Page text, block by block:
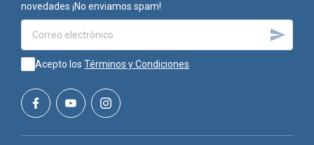
novedades ¡No enviamos spam!

Acepto los Términos y Condiciones